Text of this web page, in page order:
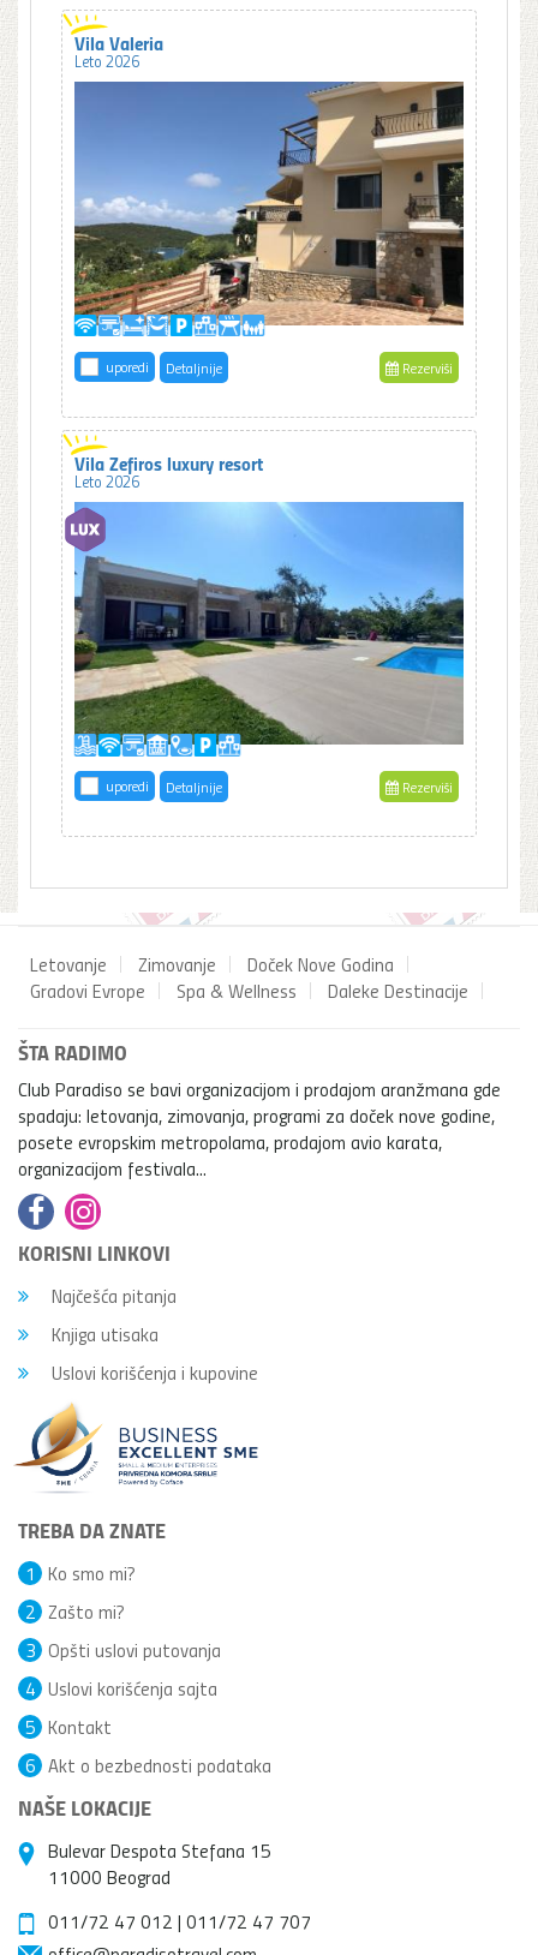
Vila Valeria
Leto 2026
uporedi Detaljnije Rezerviši
Vila Zefiros luxury resort
Leto 2026
uporedi Detaljnije Rezerviši
Letovanje Zimovanje
Doček Nove Godina
Gradovi Evrope
Spa & Wellness Daleke Destinacije
ŠTA RADIMO
Club Paradiso se bavi organizacijom i prodajom aranžmana gde
spadaju: letovanja, zimovanja, programi za doček nove godine,
posete evropskim metropolama, prodajom avio karata,
organizacijom festivala...
KORISNI LINKOVI
Najčešća pitanja
Knjiga utisaka
Uslovi korišćenja i kupovine
TREBA DA ZNATE
Ko smo mi?
1
Zašto mi?
2
Opšti uslovi putovanja
3
Uslovi korišćenja sajta
4
Kontakt
5
Akt o bezbednosti podataka
6
NAŠE LOKACIJE
Bulevar Despota Stefana 15
11000 Beograd
011/72 47 012 | 011/72 47 707